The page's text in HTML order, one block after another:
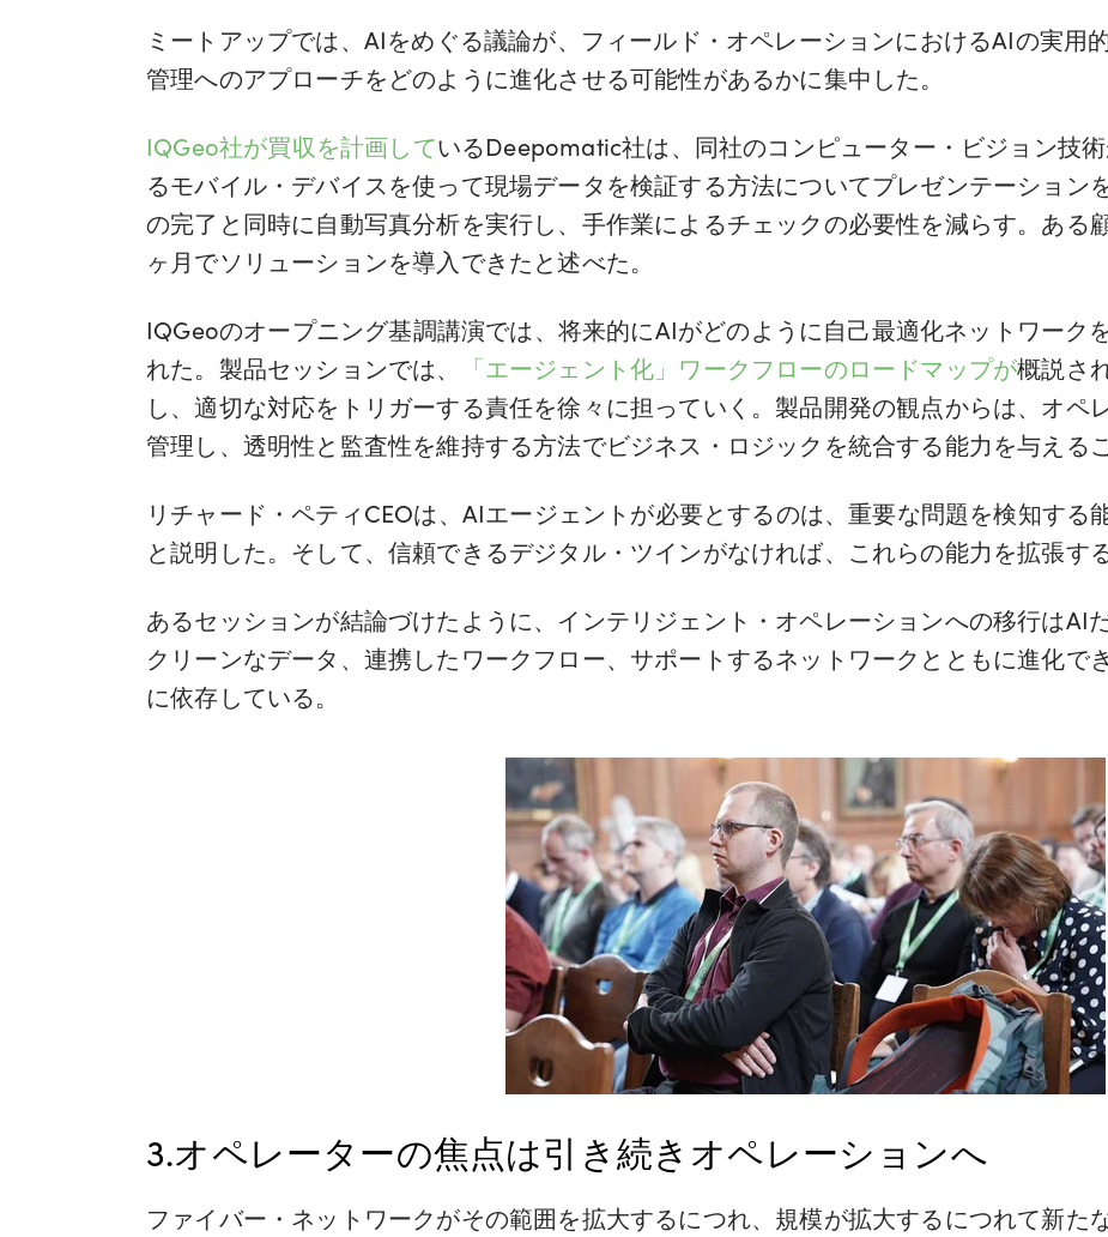
ミートアップでは、AIをめぐる議論が、フィールド・オペレーションにおけるAIの実用
管理へのアプローチをどのように進化させる可能性があるかに集中した。
IQGeo社が買収を計画しているDeepomatic社は、同社のコンピューター・ビジョン技
るモバイル・デバイスを使って現場データを検証する方法についてプレゼンテーション
の完了と同時に自動写真分析を実行し、手作業によるチェックの必要性を減らす。ある
ヶ月でソリューションを導入できたと述べた。
IQGeoのオープニング基調講演では、将来的にAIがどのように自己最適化ネットワーク
れた。製品セッションでは、
「エージェント化」ワークフローのロードマップが概説さ
し、適切な対応をトリガーする責任を徐々に担っていく。製品開発の観点からは、オペ
管理し、透明性と監査性を維持する方法でビジネス・ロジックを統合する能力を与える
リチャード・ペティCEOは、AIエージェントが必要とするのは、重要な問題を検知する
と説明した。そして、信頼できるデジタル・ツインがなければ、これらの能力を拡張す
あるセッションが結論づけたように、インテリジェント・オペレーションへの移行はAI
クリーンなデータ、連携したワークフロー、サポートするネットワークとともに進化で
に依存している。
3.オペレーターの焦点は引き続きオペレーションへ
ファイバー・ネットワークがその範囲を拡大するにつれ、規模が拡大するにつれて新た